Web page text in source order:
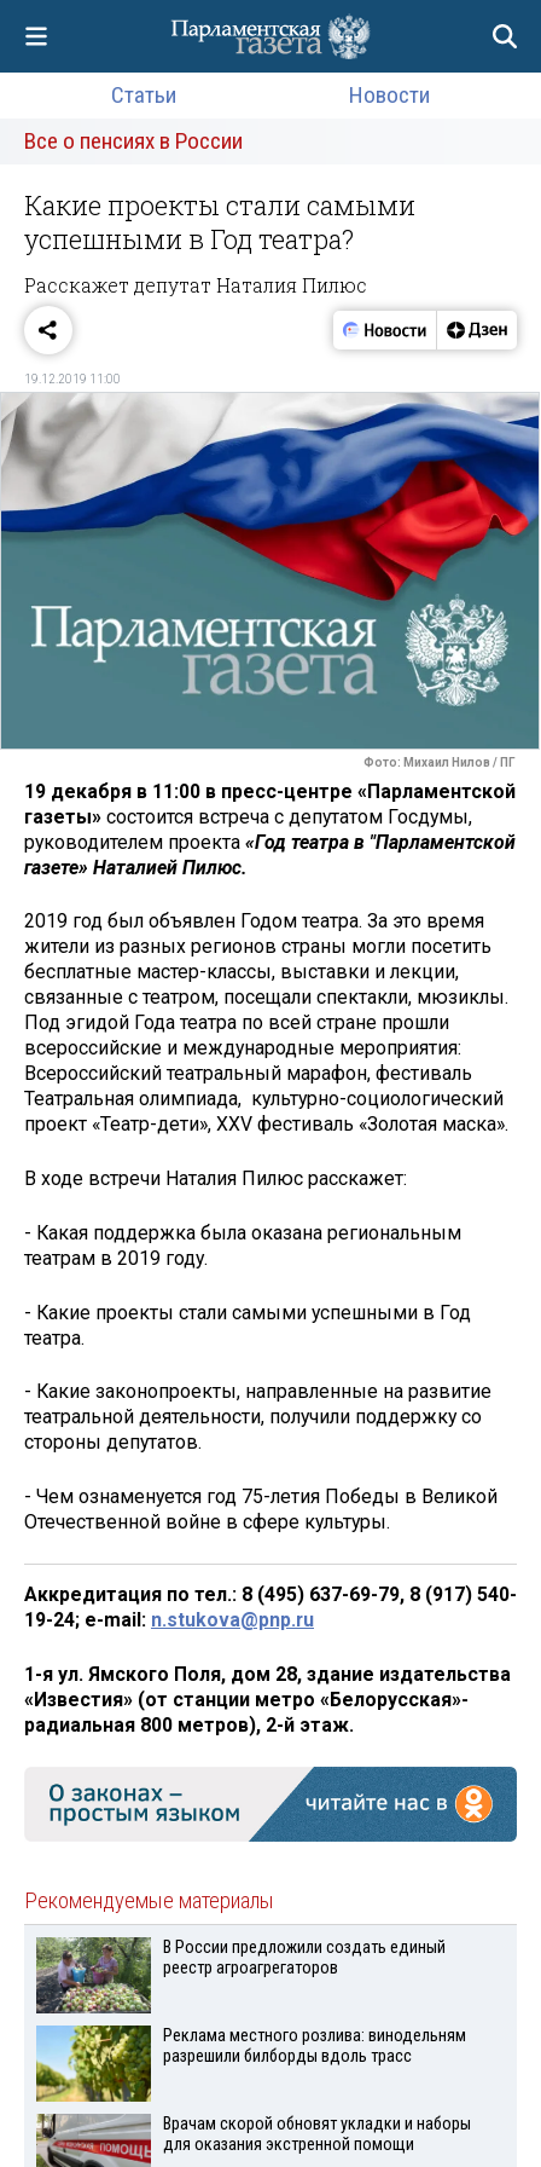
Статьи
Новости
Все о пенсиях в России
Какие проекты стали самыми
успешными в Год театра?
Расскажет депутат Наталия Пилюс
19.12.2019 11:00
Фото: Михаил Нилов / ПГ
19 декабря в 11:00 в пресс-центре «Парламентской
газеты» состоится встреча с депутатом Госдумы,
руководителем проекта «Год театра в "Парламентской
газете» Наталией Пилюс.
2019 год был объявлен Годом театра. За это время
жители из разных регионов страны могли посетить
бесплатные мастер-классы, выставки и лекции,
связанные с театром, посещали спектакли, мюзиклы.
Под эгидой Года театра по всей стране прошли
всероссийские и международные мероприятия:
Всероссийский театральный марафон, фестиваль
Театральная олимпиада, культурно-социологический
проект «Театр-дети», XXV фестиваль «Золотая маска».
В ходе встречи Наталия Пилюс расскажет:
- Какая поддержка была оказана региональным
театрам в 2019 году.
- Какие проекты стали самыми успешными в Год
театра.
- Какие законопроекты, направленные на развитие
театральной деятельности, получили поддержку со
стороны депутатов.
- Чем ознаменуется год 75-летия Победы в Великой
Отечественной войне в сфере культуры.
Аккредитация по тел.: 8 (495) 637-69-79, 8 (917) 540-
19-24; e-mail: n.stukova@pnp.ru
1-я ул. Ямского Поля, дом 28, здание издательства
«Известия» (от станции метро «Белорусская»-
радиальная 800 метров), 2-й этаж.
Рекомендуемые материалы
В России предложили создать единый
реестр агроагрегаторов
Реклама местного розлива: винодельням
разрешили билборды вдоль трасс
Врачам скорой обновят укладки и наборы
для оказания экстренной помощи